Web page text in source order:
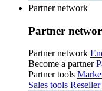
Partner network
Partner
Partner network
Become a partner
Partner tools
Sales tools